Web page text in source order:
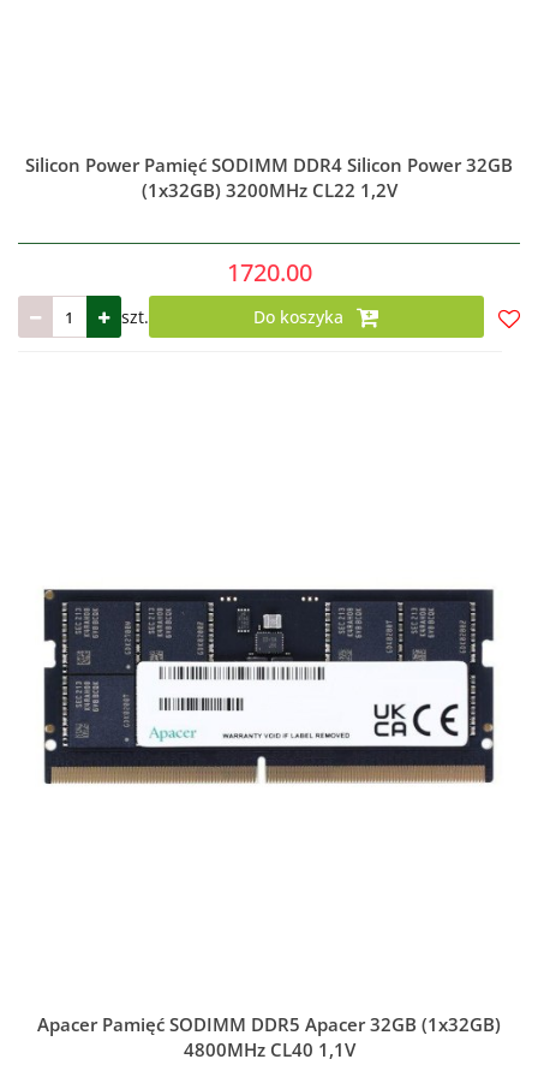
Silicon Power Pamięć SODIMM DDR4 Silicon Power 32GB
(1x32GB) 3200MHz CL22 1,2V
1720.00
szt. Do koszyka
Apacer Pamięć SODIMM DDR5 Apacer 32GB (1x32GB)
4800MHz CL40 1,1V